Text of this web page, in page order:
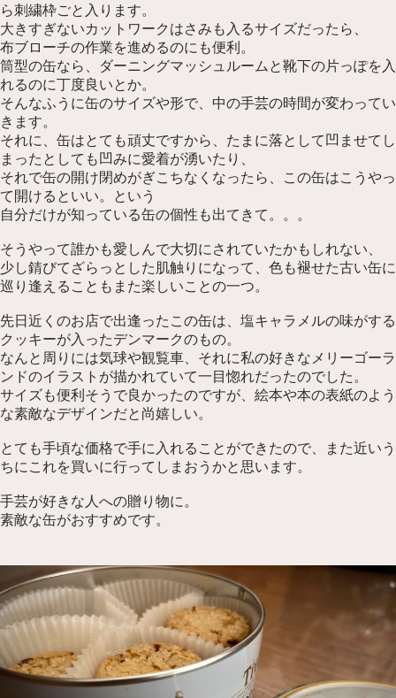
ら刺繍枠ごと入ります。
大きすぎないカットワークはさみも入るサイズだったら、
布ブローチの作業を進めるのにも便利。
筒型の缶なら、ダーニングマッシュルームと靴下の片っぽを入
れるのに丁度良いとか。
そんなふうに缶のサイズや形で、中の手芸の時間が変わってい
きます。
それに、缶はとても頑丈ですから、たまに落として凹ませてし
まったとしても凹みに愛着が湧いたり、
それで缶の開け閉めがぎこちなくなったら、この缶はこうやっ
て開けるといい。という
自分だけが知っている缶の個性も出てきて。。。
そうやって誰かも愛しんで大切にされていたかもしれない、
少し錆びてざらっとした肌触りになって、色も褪せた古い缶に
巡り逢えることもまた楽しいことの一つ。
先日近くのお店で出逢ったこの缶は、塩キャラメルの味がする
クッキーが入ったデンマークのもの。
なんと周りには気球や観覧車、それに私の好きなメリーゴーラ
ンドのイラストが描かれていて一目惚れだったのでした。
サイズも便利そうで良かったのですが、絵本や本の表紙のよう
な素敵なデザインだと尚嬉しい。
とても手頃な価格で手に入れることができたので、また近いう
ちにこれを買いに行ってしまおうかと思います。
手芸が好きな人への贈り物に。
素敵な缶がおすすめです。